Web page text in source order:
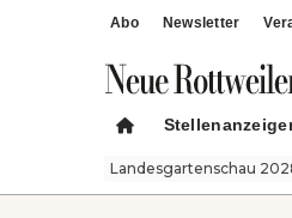
Abo Newsletter
Landesgartenschau